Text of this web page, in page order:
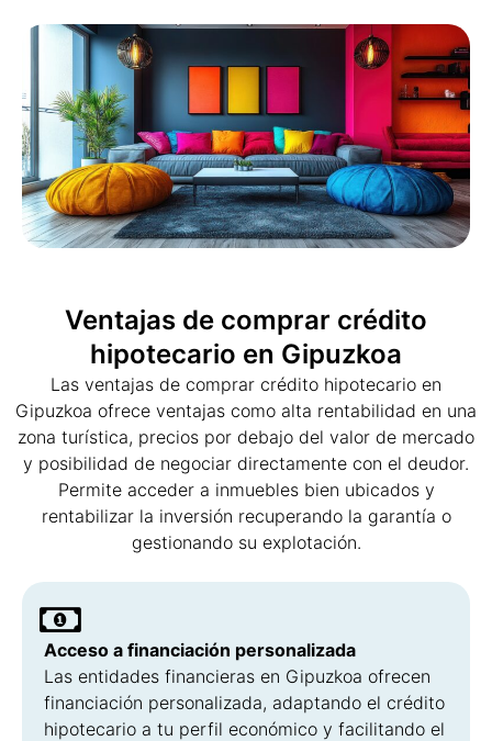
Ventajas de comprar crédito
hipotecario en Gipuzkoa
Las ventajas de comprar crédito hipotecario en
Gipuzkoa ofrece ventajas como alta rentabilidad en una
zona turística, precios por debajo del valor de mercado
y posibilidad de negociar directamente con el deudor.
Permite acceder a inmuebles bien ubicados y
rentabilizar la inversión recuperando la garantía o
gestionando su explotación.
Acceso a financiación personalizada
Las entidades financieras en Gipuzkoa ofrecen
financiación personalizada, adaptando el crédito
hipotecario a tu perfil económico y facilitando el